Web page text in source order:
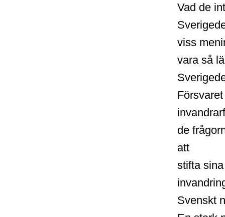
Vad de
viss
vara så
de
att
stifta
Svenskt